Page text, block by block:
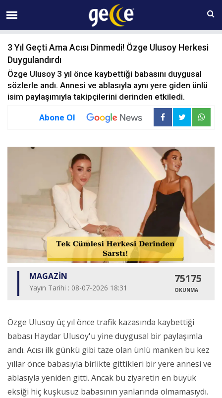
08 AĞUSTOS Cumartesi 02:21
3 Yıl Geçti Ama Acısı Dinmedi! Özge Ulusoy Herkesi
Duygulandırdı
Özge Ulusoy 3 yıl önce kaybettiği babasını duygusal
sözlerle andı. Annesi ve ablasıyla aynı yere giden ünlü
isim paylaşımıyla takipçilerini derinden etkiledi.
Abone Ol
MAGAZİN
Yayın Tarihi : 08-07-2026 18:31
75175
OKUNMA
Özge Ulusoy üç yıl önce trafik kazasında kaybettiği
babası Haydar Ulusoy'u yine duygusal bir paylaşımla
andı. Acısı ilk günkü gibi taze olan ünlü manken bu kez
yıllar önce babasıyla birlikte gittikleri bir yere annesi ve
ablasıyla yeniden gitti. Ancak bu ziyaretin en büyük
eksiği hiç kuşkusuz babasının yanlarında olmamasıydı.